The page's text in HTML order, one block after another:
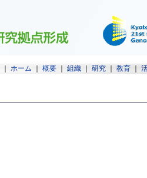
ホーム 概要 組織 研究 教育